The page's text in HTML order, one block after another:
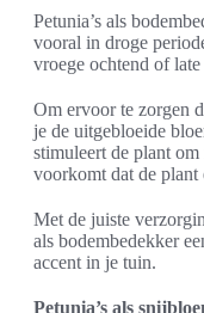
Petunia’s als
vooral in droge
vroege ochtend of
Om ervoor te zorgen
je de uitgebloeide
stimuleert de plant
voorkomt dat de
Met de juiste
als bodembedekker
accent in je tuin.
Petunia’s als